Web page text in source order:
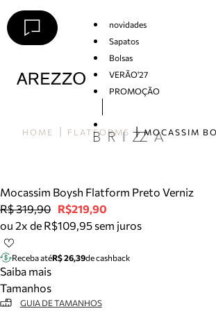
novidades
Sapatos
Bolsas
VERÃO'27
PROMOÇÃO
HOME FLATFORMS
Mocassim Boysh Flatform Preto Verniz
R$ 319,90 R$219,90
ou 2x de R$109,95 sem juros
Receba atéR$ 26,39de cashback
Saiba mais
Tamanhos
GUIA DE TAMANHOS